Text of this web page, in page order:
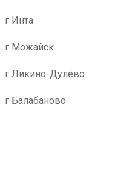
г Инта
г Можайск
г Ликино-Дулёво
г Балабаново